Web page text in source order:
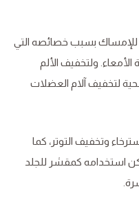
بسبب خصائصه التي
ولتخفيف الألم
لتخفيف آلام العضلات
وتخفيف التوتر، كما
استخدامه كمقشر للجلد